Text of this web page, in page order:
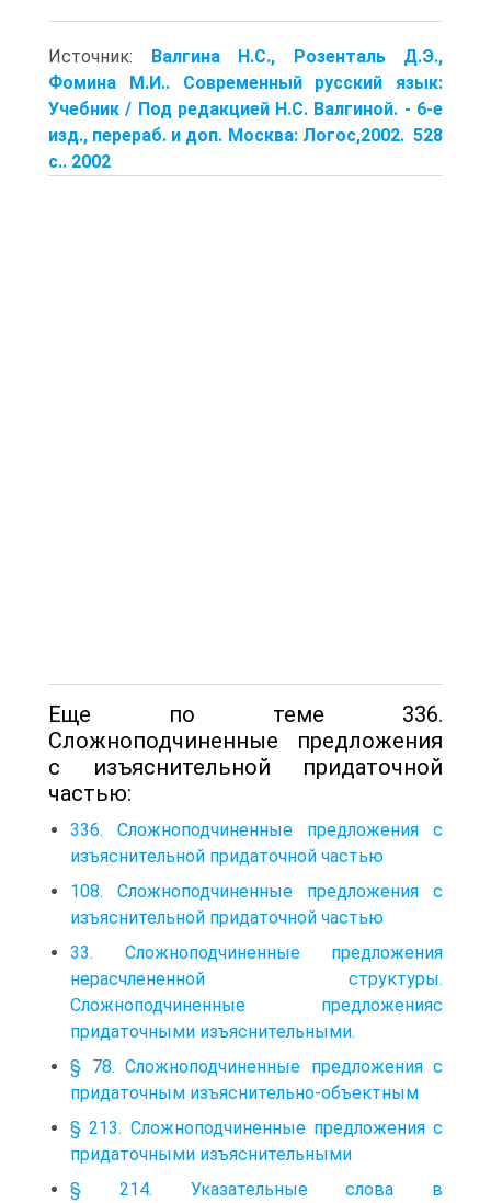
Источник: Валгина Н.С., Розенталь Д.Э.,
Фомина М.И.. Современный русский язык:
Учебник / Под редакцией Н.С. Валгиной. - 6-е
изд., перераб. и доп. Москва: Логос,2002. 528
с.. 2002
Еще по теме 336.
Сложноподчиненные предложения
с изъяснительной придаточной
частью:
336. Сложноподчиненные предложения с
изъяснительной придаточной частью
108. Сложноподчиненные предложения с
изъяснительной придаточной частью
33. Сложноподчиненные предложения
нерасчлененной структуры.
Сложноподчиненные предложенияс
придаточными изъяснительными.
§ 78. Сложноподчиненные предложения с
придаточным изъяснительно-объектным
§ 213. Сложноподчиненные предложения с
придаточными изъяснительными
§ 214. Указательные слова в